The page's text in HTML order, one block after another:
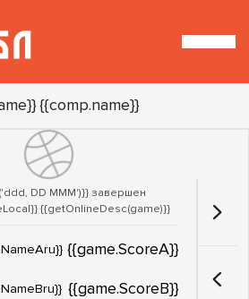
{{comp.name}}
DD MMM')}} завершен
{{getOnlineDesc(game)}}
{{game.ScoreA}}
{{game.ScoreB}}